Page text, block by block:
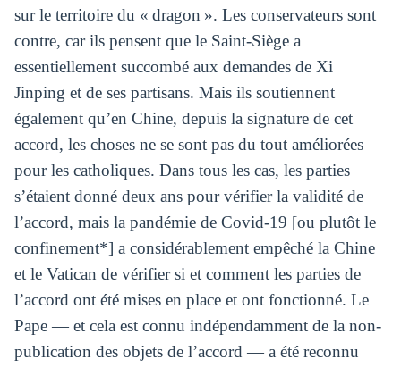
sur le territoire du « dragon ». Les conservateurs sont
contre, car ils pensent que le Saint-Siège a
essentiellement succombé aux demandes de Xi
Jinping et de ses partisans. Mais ils soutiennent
également qu’en Chine, depuis la signature de cet
accord, les choses ne se sont pas du tout améliorées
pour les catholiques. Dans tous les cas, les parties
s’étaient donné deux ans pour vérifier la validité de
l’accord, mais la pandémie de Covid-19 [ou plutôt le
confinement*] a considérablement empêché la Chine
et le Vatican de vérifier si et comment les parties de
l’accord ont été mises en place et ont fonctionné. Le
Pape — et cela est connu indépendamment de la non-
publication des objets de l’accord — a été reconnu